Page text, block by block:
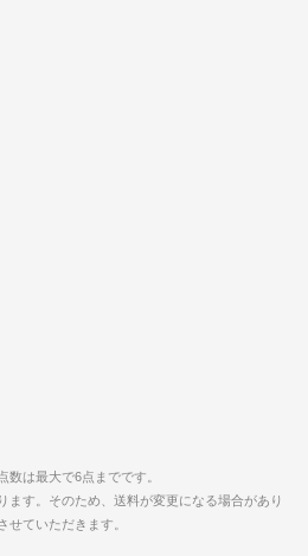
数は最大で6点までです。
す。そのため、送料が変更になる場合があり
せていただきます。